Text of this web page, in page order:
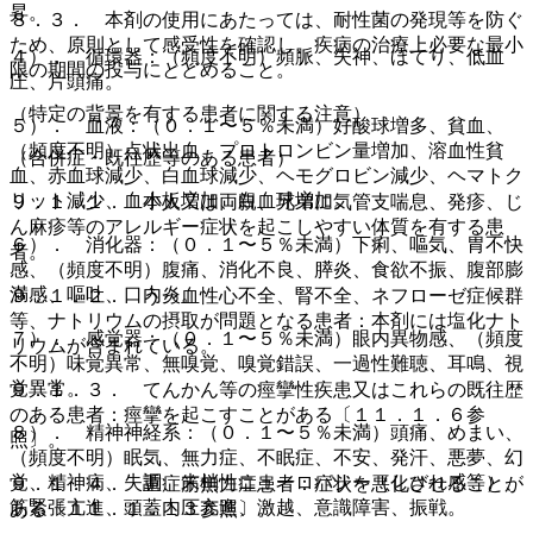
８．３． 本剤の使用にあたっては、耐性菌の発現等を防ぐ
ため、原則として感受性を確認し、疾病の治療上必要な最小
限の期間の投与にとどめること。
（特定の背景を有する患者に関する注意）
（合併症・既往歴等のある患者）
９．１．１． 本人又は両親、兄弟に気管支喘息、発疹、じ
ん麻疹等のアレルギー症状を起こしやすい体質を有する患
者。
９．１．２． うっ血性心不全、腎不全、ネフローゼ症候群
等、ナトリウムの摂取が問題となる患者：本剤には塩化ナト
リウムが含まれている。
９．１．３． てんかん等の痙攣性疾患又はこれらの既往歴
のある患者：痙攣を起こすことがある〔１１．１．６参
照〕。
９．１．４． 重症筋無力症患者：症状を悪化させることが
ある〔１１．１．１３参照〕。
昇。
４）． 循環器：（頻度不明）頻脈、失神、ほてり、低血
圧、片頭痛。
５）． 血液：（０．１〜５％未満）好酸球増多、貧血、
（頻度不明）点状出血、プロトロンビン量増加、溶血性貧
血、赤血球減少、白血球減少、ヘモグロビン減少、ヘマトク
リット減少、血小板増加、白血球増加。
６）． 消化器：（０．１〜５％未満）下痢、嘔気、胃不快
感、（頻度不明）腹痛、消化不良、膵炎、食欲不振、腹部膨
満感、嘔吐、口内炎。
７）． 感覚器：（０．１〜５％未満）眼内異物感、（頻度
不明）味覚異常、無嗅覚、嗅覚錯誤、一過性難聴、耳鳴、視
覚異常。
８）． 精神神経系：（０．１〜５％未満）頭痛、めまい、
（頻度不明）眠気、無力症、不眠症、不安、発汗、悪夢、幻
覚、精神病、失調、末梢性ニューロパシー（しびれ感等）、
筋緊張亢進、頭蓋内圧亢進、激越、意識障害、振戦。